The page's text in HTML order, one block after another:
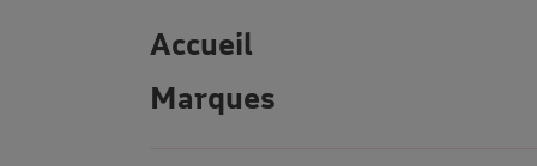
Accueil
Marques